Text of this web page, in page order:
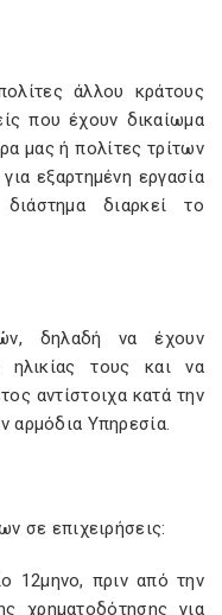
άλλου κράτους
που έχουν δικαίωμα
μας ή πολίτες τρίτων
εξαρτημένη εργασία
διαρκεί το
δηλαδή να έχουν
τους και να
αντίστοιχα κατά την
αρμόδια Υπηρεσία.
σε επιχειρήσεις:
12μηνο, πριν από την
χρηματοδότησης για